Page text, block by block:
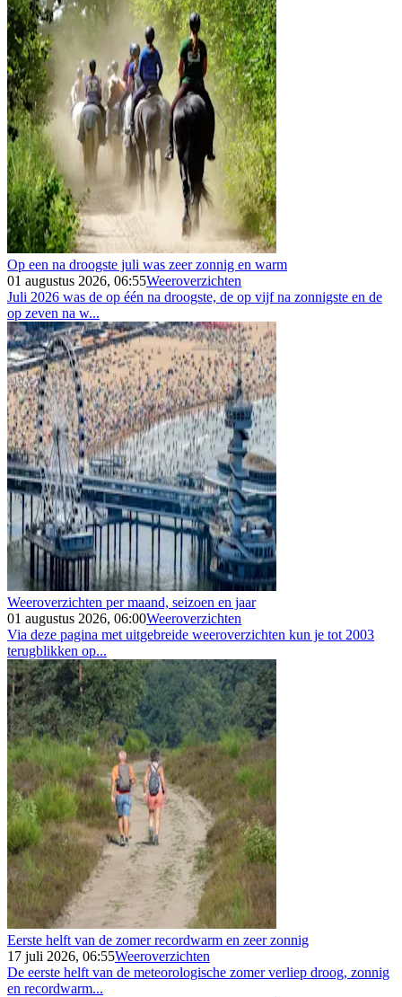
Op een na droogste juli was zeer zonnig en warm
01 augustus 2026, 06:55Weeroverzichten
Juli 2026 was de op één na droogste, de op vijf na zonnigste en de
op zeven na w...
Weeroverzichten per maand, seizoen en jaar
01 augustus 2026, 06:00Weeroverzichten
Via deze pagina met uitgebreide weeroverzichten kun je tot 2003
terugblikken op...
Eerste helft van de zomer recordwarm en zeer zonnig
17 juli 2026, 06:55Weeroverzichten
De eerste helft van de meteorologische zomer verliep droog, zonnig
en recordwarm...